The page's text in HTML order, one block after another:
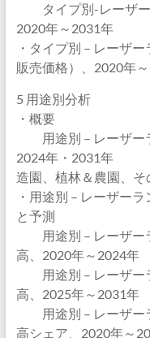
タイプ別-レーザー
2020年～2031年
・タイプ別 – レーザ
販売価格）、2020年
5 用途別分析
・概要
用途別 – レーザー
2024年・2031年
造園、植林＆農園、そ
・用途別 – レーザー
と予測
用途別 – レーザー
高、2020年～2024年
用途別 – レーザー
高、2025年～2031年
用途別 – レーザー
高シェア、2020年～